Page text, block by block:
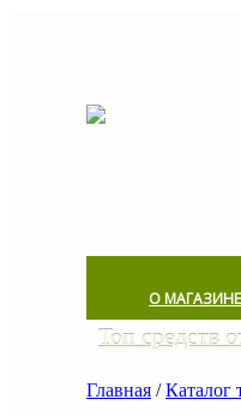
О МАГАЗИНЕ
Топ средств
Главная /Каталог